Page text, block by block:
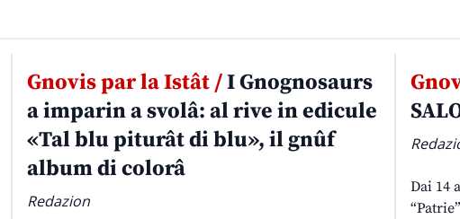
Gnovis par la Istât /I Gnognosaurs
a imparin a svolâ: al rive in edicule
«Tal blu piturât di blu», il gnûf
album di colorâ
Redazion
Dai 14